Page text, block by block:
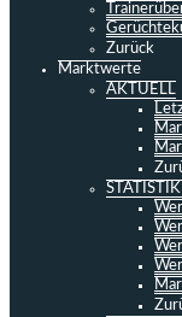
Zurück
Marktwerte
AKTUELL